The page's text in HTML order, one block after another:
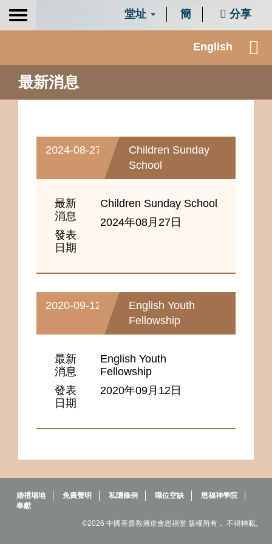
Toggle
堂址 簡 分享
English
最新消息
2024-08-27
Children Sunday
School
最新
消息
發表
日期
Children Sunday School
2024年08月27日
2020-09-12
English Youth
Fellowship
最新
消息
發表
日期
English Youth
Fellowship
2020年09月12日
婚禮場地 免責聲明 私隱條例 職位空缺
恩福神學院
奉獻
©2026 中國基督教播道會恩福堂 版權所有， 不得轉載。